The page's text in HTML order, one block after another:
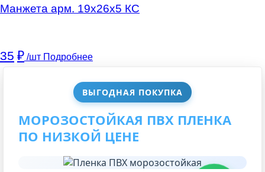
ВЫГОДНАЯ ПОКУПКА
МОРОЗОСТОЙКАЯ ПВХ ПЛЕНКА
ПО НИЗКОЙ ЦЕНЕ
Манжета арм. 19х26х5 КC
35 ₽ /шт Подробнее